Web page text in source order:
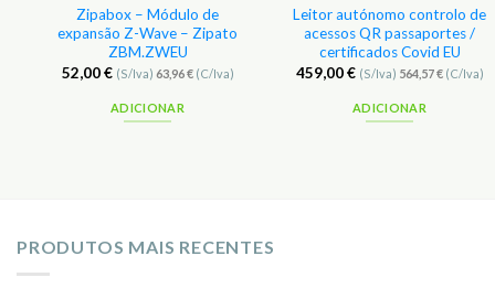
Zipabox – Módulo de
expansão Z-Wave – Zipato
ZBM.ZWEU
52,00€ (S/Iva) 63,96€(C/Iva)
ADICIONAR
Leitor autónomo controlo de
acessos QR passaportes /
certificados Covid EU
459,00€ (S/Iva) 564,57€(C/Iva)
ADICIONAR
PRODUTOS MAIS RECENTES